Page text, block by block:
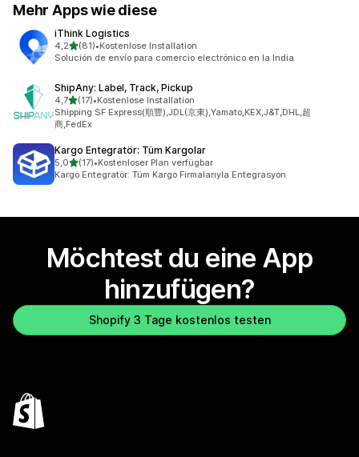
Mehr Apps wie diese
iThink Logistics
4,2von 5 Sternen
(81)
81 Rezensionen insgesamt
•Kostenlose Installation
Solución de envío para comercio electrónico en la India
ShipAny: Label, Track, Pickup
4,7von 5 Sternen
(17)
17 Rezensionen insgesamt
•Kostenlose Installation
Shipping SF Express(順豐),JDL(京東),Yamato,KEX,J&T,DHL,超
商,FedEx
Kargo Entegratör: Tüm Kargolar
5,0von 5 Sternen
(17)
17 Rezensionen insgesamt
•Kostenloser Plan verfügbar
Kargo Entegratör: Tüm Kargo Firmalarıyla Entegrasyon
Möchtest du eine App
hinzufügen?
Shopify 3 Tage kostenlos testen